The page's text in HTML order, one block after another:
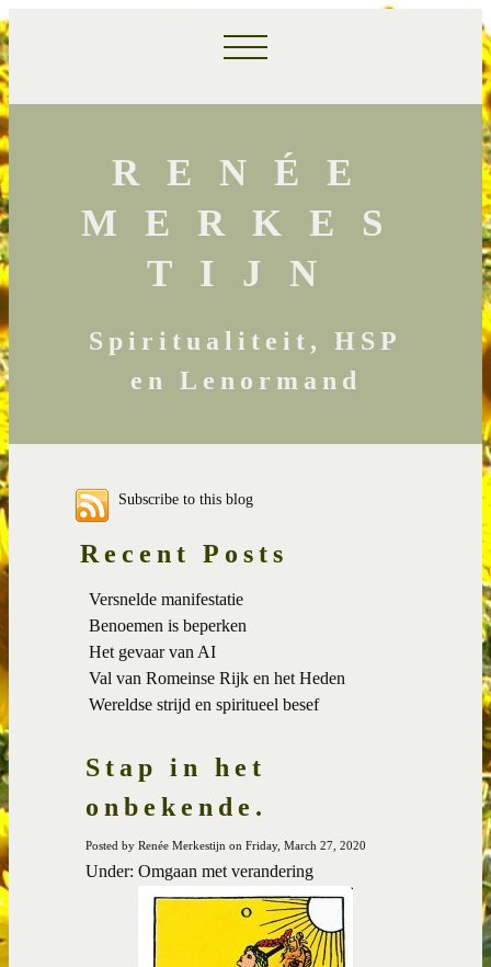
RENÉE
MERKES
TIJN
Spiritualiteit, HSP
en Lenormand
Subscribe to this blog
Recent Posts
Versnelde manifestatie
Benoemen is beperken
Het gevaar van AI
Val van Romeinse Rijk en het Heden
Wereldse strijd en spiritueel besef
Stap in het
onbekende.
Posted by Renée Merkestijn on Friday, March 27, 2020
Under: Omgaan met verandering